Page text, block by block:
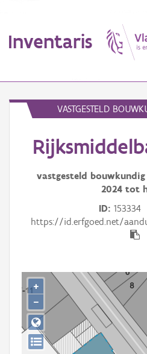
Inventaris
Erfgoedobject
Aanduidingsobject
Thema
Persoon of collectief
Downloads
Hergebruik
VASTGESTELD
vastgesteld
2024tot
ID 153334
https://id.erfgoed.net/
+
−